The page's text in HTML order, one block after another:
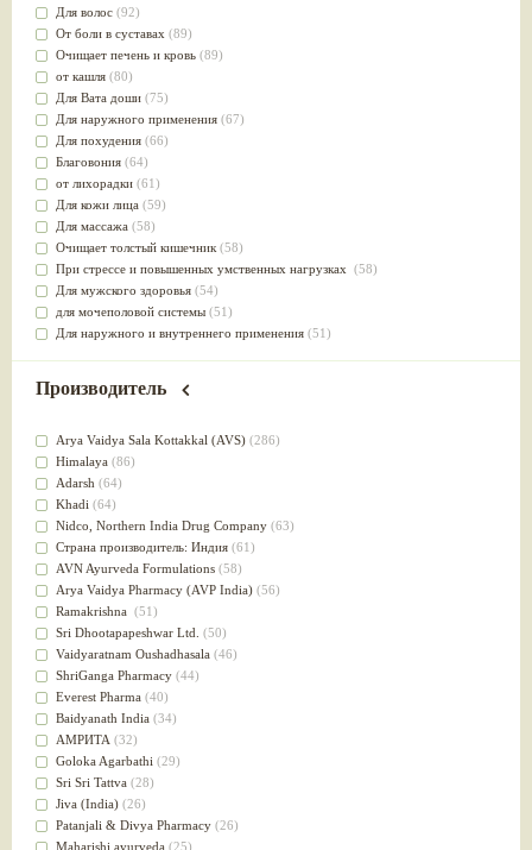
Для волос (92)
От боли в суставах (89)
Очищает печень и кровь (89)
от кашля (80)
Для Вата доши (75)
Для наружного применения (67)
Для похудения (66)
Благовония (64)
от лихорадки (61)
Для кожи лица (59)
Для массажа (58)
Очищает толстый кишечник(58)
При стрессе и повышенных умственных нагрузках (58)
Для мужского здоровья (54)
для мочеполовой системы (51)
Для наружного и внутреннего применения (51)
Для стабилизации деятельности ЦНС
Лечит опухоли и отеки(46)
Для медитации
выводит токсины
Для здоровья печени
Для тела(39)
для очищения крови(38)
При диабете(38)
Антиоксидант(37)
Для Капха(Кафа) доши
От паразитов(37)
При расстройстве желудка (36)
Успокоительное(36)
Для глаз(34)
от геморроя(34)
Противовоспалительное
Для Питта доши(32)
Для сердца(32)
Для сосудов головного мозга
Для полости рта(32)
Дефицит железа(31)
Производитель
Arya Vaidya Sala Kottakkal (AVS) (286)
Himalaya (86)
Adarsh (64)
Khadi (64)
Nidсo, Northern India Drug Company (63)
Страна производитель: Индия (61)
AVN Ayurveda Formulations (58)
Arya Vaidya Pharmacy (AVP India) (56)
Ramakrishna (51)
Sri Dhootapapeshwar Ltd. (50)
Vaidyaratnam Oushadhasala (46)
ShriGanga Pharmacy (44)
Everest Pharma (40)
Baidyanath India (34)
АМРИТА (32)
Goloka Agarbathi (29)
Sri Sri Tattva (28)
Jiva (India) (26)
Patanjali & Divya Pharmacy (26)
Maharishi ayurveda (25)